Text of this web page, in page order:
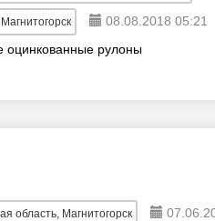
08.08.2018 05:21
оцинкованные рулоны
область, Магнитогорск